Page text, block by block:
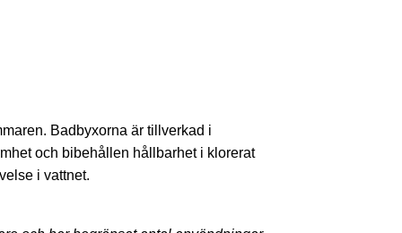
Badbyxorna är tillverkad i
och bibehållen hållbarhet i klorerat
i vattnet.